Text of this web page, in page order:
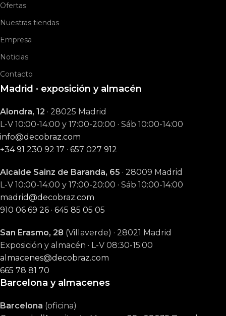
Ofertas
Nuestras tiendas
Empresa
Noticias
Contacto
Madrid · exposición y almacén
Alondra, 12 · 28025 Madrid
L-V 10:00-14:00 y 17:00-20:00 · Sáb 10:00-14:00
info@decobraz.com
+34 91 230 92 17 · 657 027 912
Alcalde Sainz de Baranda, 65 · 28009 Madrid
L-V 10:00-14:00 y 17:00-20:00 · Sáb 10:00-14:00
madrid@decobraz.com
910 06 69 26 · 645 85 05 05
San Erasmo, 28 (Villaverde) · 28021 Madrid
Exposición y almacén · L-V 08:30-15:00
almacenes@decobraz.com
665 78 81 70
Barcelona y almacenes
Barcelona (oficina)